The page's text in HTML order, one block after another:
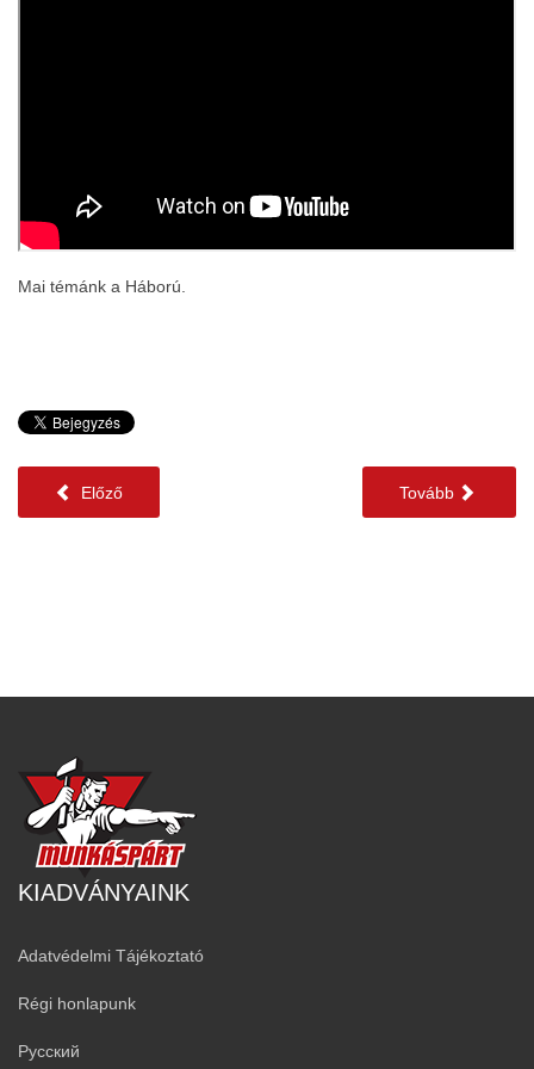
Mai témánk a Háború.
Előző Tovább
KIADVÁNYAINK
Adatvédelmi Tájékoztató
Régi honlapunk
Русский